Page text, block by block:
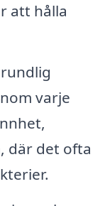
att hålla
varje
där det ofta